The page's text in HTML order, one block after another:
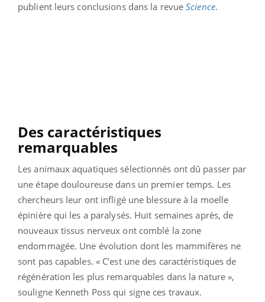
publient leurs conclusions dans la revueScience.
Des caractéristiques
remarquables
Les animaux aquatiques sélectionnés ont dû passer par
une étape douloureuse dans un premier temps. Les
chercheurs leur ont infligé une blessure à la moelle
épinière qui les a paralysés. Huit semaines après, de
nouveaux tissus nerveux ont comblé la zone
endommagée. Une évolution dont les mammifères ne
sont pas capables. « C’est une des caractéristiques de
régénération les plus remarquables dans la nature »,
souligne Kenneth Poss qui signe ces travaux.